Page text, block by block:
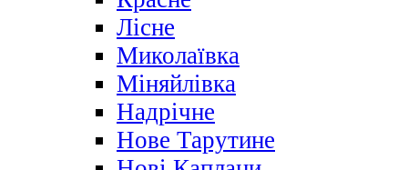
Лісне
Миколаївка
Міняйлівка
Надрічне
Нове Тарутине